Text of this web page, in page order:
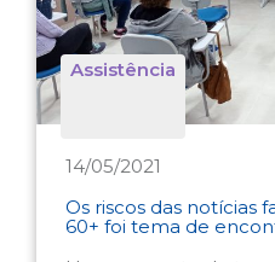
Assistência
14/05/2021
Os riscos das notícias
60+ foi tema de